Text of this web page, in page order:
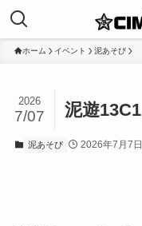
ホーム イベント 泥あそび
泥遊13C1
2026
7/07
泥あそび 2026年7月7日